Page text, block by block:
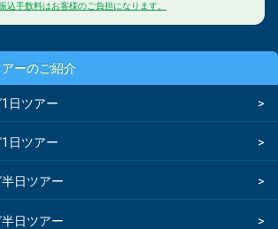
込手数料はお客様のご負担になります。
ーのご紹介
日ツアー
日ツアー
日ツアー
日ツアー